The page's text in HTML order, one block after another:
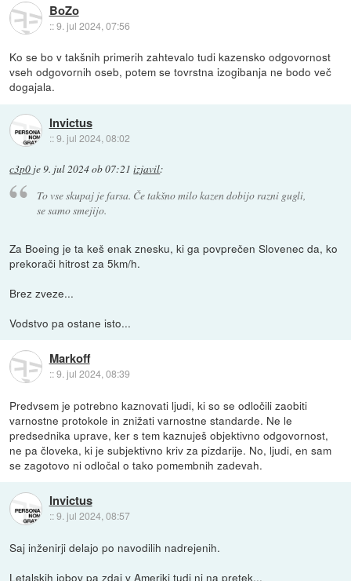
BoZo
::9. jul 2024, 07:56
Ko se bo v takšnih primerih zahtevalo tudi kazensko odgovornost
vseh odgovornih oseb, potem se tovrstna izogibanja ne bodo več
dogajala.
Invictus
::9. jul 2024, 08:02
c3p0 je9. jul 2024 ob 07:21 izjavil:
To vse skupaj je farsa. Če takšno milo kazen dobijo razni gugli,
se samo smejijo.
Za Boeing je ta keš enak znesku, ki ga povprečen Slovenec da, ko
prekorači hitrost za 5km/h.
Brez zveze...
Vodstvo pa ostane isto...
Markoff
::9. jul 2024, 08:39
Predvsem je potrebno kaznovati ljudi, ki so se odločili zaobiti
varnostne protokole in znižati varnostne standarde. Ne le
predsednika uprave, ker s tem kaznuješ objektivno odgovornost,
ne pa človeka, ki je subjektivno kriv za pizdarije. No, ljudi, en sam
se zagotovo ni odločal o tako pomembnih zadevah.
Invictus
::9. jul 2024, 08:57
Saj inženirji delajo po navodilih nadrejenih.
Letalskih jobov pa zdaj v Ameriki tudi ni na pretek...